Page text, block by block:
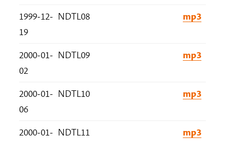
1999-12-
19
NDTL08 mp3
2000-01-
02
NDTL09 mp3
2000-01-
06
NDTL10 mp3
2000-01- NDTL11 mp3